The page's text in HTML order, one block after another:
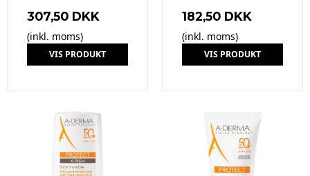
307,50 DKK
(inkl. moms)
VIS PRODUKT
182,50 DKK
(inkl. moms)
VIS PRODUKT